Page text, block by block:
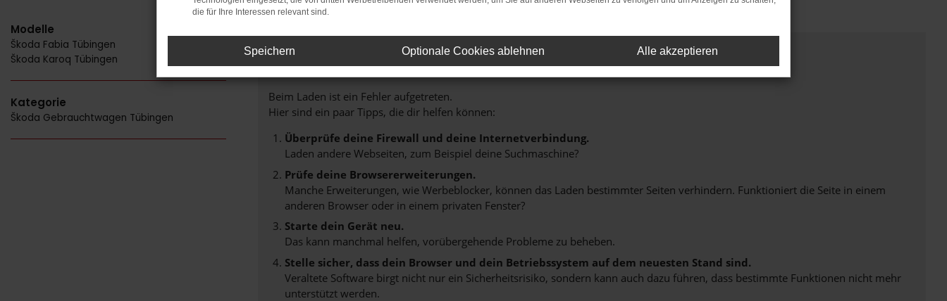
Modelle
Škoda Fabia Tübingen
Škoda Karoq Tübingen
Kategorie
Škoda Gebrauchtwagen Tübingen
FEHLER: NETWORK ERROR
Beim Laden ist ein Fehler aufgetreten.
Hier sind ein paar Tipps, die dir helfen können:
Überprüfe deine Firewall und deine Internetverbindung.
Laden andere Webseiten, zum Beispiel deine Suchmaschine?
Prüfe deine Browsererweiterungen.
Manche Erweiterungen, wie Werbeblocker, können das Laden bestimmter Seiten verhindern. Funktioniert die Seite in einem
anderen Browser oder in einem privaten Fenster?
Starte dein Gerät neu.
Das kann manchmal helfen, vorübergehende Probleme zu beheben.
Stelle sicher, dass dein Browser und dein Betriebssystem auf dem neuesten Stand sind.
Veraltete Software birgt nicht nur ein Sicherheitsrisiko, sondern kann auch dazu führen, dass bestimmte Funktionen nicht mehr
unterstützt werden.
die für Ihre Interessen relevant sind.
Speichern Optionale Cookies ablehnen Alle akzeptieren